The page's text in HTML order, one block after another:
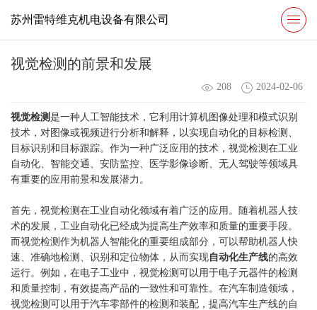
苏州雷特维克机电设备有限公司
视觉检测的前景和发展
208 2024-02-06
视觉检测是一种人工智能技术，它利用计算机图像处理和模式识别
技术，对图像或视频进行分析和解释，以实现自动化的目标检测、
目标识别和目标跟踪。作为一种广泛应用的技术，视觉检测在工业
自动化、智能交通、安防监控、医学影像诊断、无人驾驶等领域具
有重要的应用前景和发展潜力。
首先，视觉检测在工业自动化领域有着广泛的应用。随着机器人技
术的发展，工业自动化已经成为提高生产效率和质量的重要手段。
而视觉检测作为机器人智能化的重要组成部分，可以帮助机器人快
速、准确地检测、识别和定位物体，从而实现自动化生产线的高效
运行。例如，在电子工业中，视觉检测可以用于电子元器件的检测
和质量控制，有效提高产品的一致性和可靠性。在汽车制造领域，
视觉检测可以用于汽车零部件的检测和装配，提高汽车生产线的自